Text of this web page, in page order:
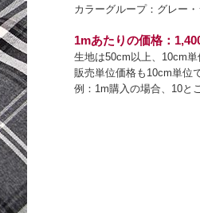
カラーグループ：グレー
1mあたりの価格：
生地は50cm以上、10cm単
販売単位価格も10cm単位
例：1m購入の場合、10と